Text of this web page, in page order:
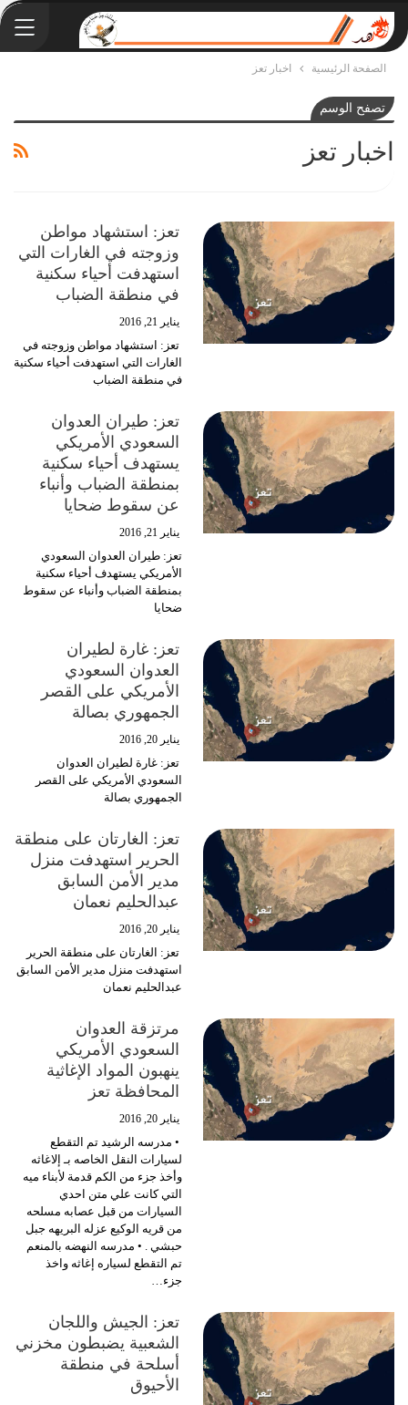
الصفحة الرئيسية اخبار تعز
تصفح الوسم
اخبار تعز
تعز: استشهاد مواطن
وزوجته في الغارات التي
استهدفت أحياء سكنية
في منطقة الضباب
يناير 21, 2016
تعز: استشهاد مواطن وزوجته في
الغارات التي استهدفت أحياء سكنية
في منطقة الضباب
تعز: طيران العدوان
السعودي الأمريكي
يستهدف أحياء سكنية
بمنطقة الضباب وأنباء
عن سقوط ضحايا
يناير 21, 2016
تعز: طيران العدوان السعودي
الأمريكي يستهدف أحياء سكنية
بمنطقة الضباب وأنباء عن سقوط
ضحايا
تعز: غارة لطيران
العدوان السعودي
الأمريكي على القصر
الجمهوري بصالة
يناير 20, 2016
تعز: غارة لطيران العدوان
السعودي الأمريكي على القصر
الجمهوري بصالة
تعز: الغارتان على منطقة
الحرير استهدفت منزل
مدير الأمن السابق
عبدالحليم نعمان
يناير 20, 2016
تعز: الغارتان على منطقة الحرير
استهدفت منزل مدير الأمن السابق
عبدالحليم نعمان
مرتزقة العدوان
السعودي الأمريكي
ينهبون المواد الإغاثية
المحافظة تعز
يناير 20, 2016
• مدرسه الرشيد تم التقطع
لسيارات النقل الخاصه بـ إلاغاثه
وأخذ جزء من الكم قدمة ﻷبناء ميه
التي كانت علي متن احدي
السيارات من قبل عصابه مسلحه
من قريه الوكيع عزله البريهه جبل
حبشي . • مدرسه النهضه بالمنعم
تم التقطع لسياره إغاثه واخذ
جزء…
تعز: الجيش واللجان
الشعبية يضبطون مخزني
أسلحة في منطقة
الأحيوق